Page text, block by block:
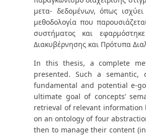
μετα- δεδομένων, όπως
μεθοδολογία που
συστήματος και
Διακυβέρνησης και Πρότυπα
In this thesis, a complete
presented. Such a semantic,
fundamental and potential e-
ultimate goal of concepts’
retrieval of relevant information
on an ontology of four
then to manage their content